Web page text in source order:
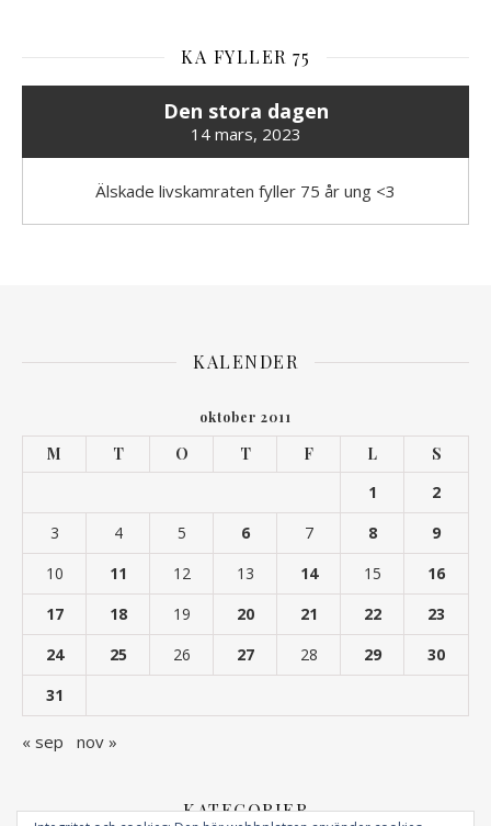
KA FYLLER 75
Den stora dagen
14 mars, 2023
Älskade livskamraten fyller 75 år ung <3
KALENDER
oktober 2011
M T O T F L
S
1
2
3
4 5 6 7 8
9
10
11 12 13 14 15
16
17
18 19 20 21 22
23
24
25 26 27 28 29
30
31
« sep nov »
KATEGORIER